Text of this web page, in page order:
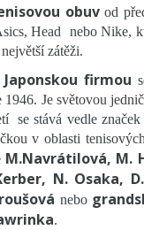
obuvod
Head nebo Nike,
zátěži.
firmou
1946. Je světovou
se stává vedle
v oblasti
M.Navrátilová, M.
N. Osaka,
nebo
.